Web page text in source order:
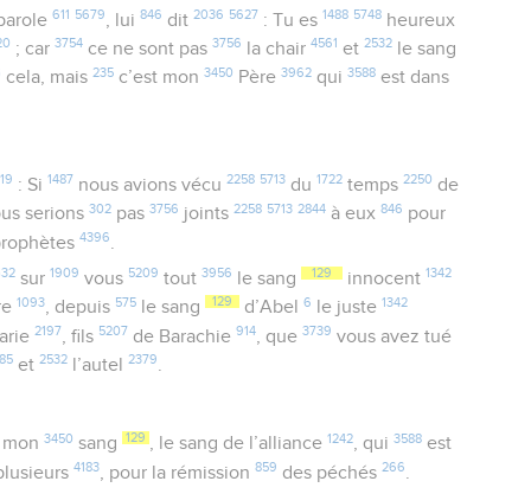
611 5679 , lui 846 dit 2036 5627 : Tu es 1488 5748heureux
; car3754 ce ne sont pas3756 la chair4561 et2532 le sang
cela, mais235 c’est mon3450 Père3962 qui3588 est dans
: Si 1487 nous avions vécu 2258 5713du 1722temps 2250 de
serions302 pas3756 joints2258 5713 2844 à eux846 pour
4396
sur 1909 vous 5209 tout 3956 le sang 129 innocent 1342
1093, depuis 575 le sang 129 d’Abel6 le juste 1342
2197 , fils 5207 de Barachie914 , que3739 vous avez tué
et2532 l’autel2379.
3450 sang 129 , le sang de l’alliance 1242, qui 3588est
4183 , pour la rémission859 des péchés266